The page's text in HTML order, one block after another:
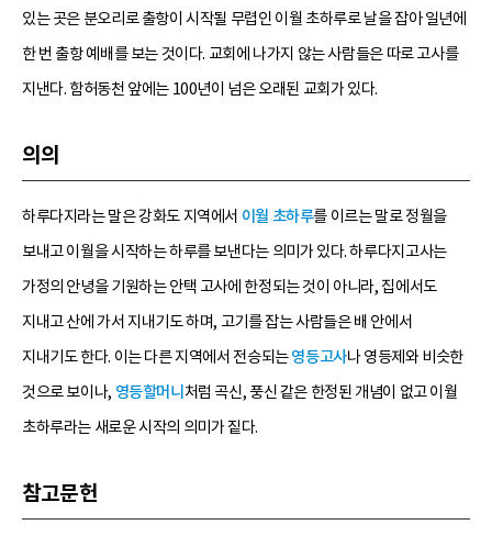
있는 곳은 분오리로 출항이 시작될 무렵인 이월 초하루로 날을 잡아 일년에
한 번 출항 예배를 보는 것이다. 교회에 나가지 않는 사람들은 따로 고사를
지낸다. 함허동천 앞에는 100년이 넘은 오래된 교회가 있다.
의의
하루다지라는 말은 강화도 지역에서 이월 초하루를 이르는 말로 정월을
보내고 이월을 시작하는 하루를 보낸다는 의미가 있다. 하루다지고사는
가정의 안녕을 기원하는 안택 고사에 한정되는 것이 아니라, 집에서도
지내고 산에 가서 지내기도 하며, 고기를 잡는 사람들은 배 안에서
지내기도 한다. 이는 다른 지역에서 전승되는영등고사나 영등제와 비슷한
것으로 보이나, 영등할머니 처럼 곡신, 풍신 같은 한정된 개념이 없고 이월
초하루라는 새로운 시작의 의미가 짙다.
참고문헌